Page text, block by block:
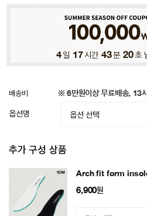
4일 17시간 43분 16초
배송비 ※ 6만원이상 무료배송, 13
옵션명
추가 구성 상품
Arch fit form
6,900원